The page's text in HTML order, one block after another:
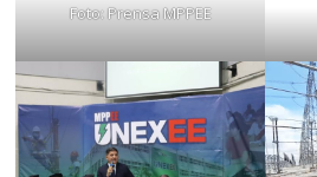
Foto: Prensa MPPEE